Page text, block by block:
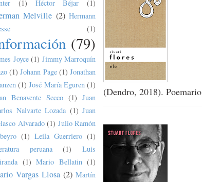
(1) Héctor Béjar (1)
Melville (2) Hermann
(1)
(79)
Joyce (1) Jimmy Marroquín
(1) Johann Page (1) Jonathan
(1) José María Eguren (1)
Benavente Secco (1) Juan
Nalvarte Lozada (1) Juan
Alvarado (1) Julio Ramón
(1) Leila Guerriero (1)
peruana
(1)
Luis
(1) Mario Bellatin (1)
Vargas Llosa (2) Martín
(Dendro, 2018). Poemario